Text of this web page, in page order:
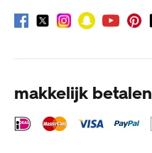
makkelijk betalen